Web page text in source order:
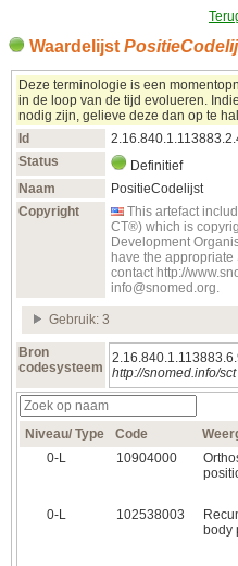
Waardelijst
Deze terminologie is een
in de loop van de tijd evolueren.
nodig zijn, gelieve deze dan op te
Id
Status
Definitief
Naam
PositieCodelijst
Copyright
This artefact
CT®) which is
Development
have the
contact http://
info@snomed.org.
Gebruik: 3
Bron
codesysteem
http://snomed.info/sct
Niveau/ Type Code
0‑L
10904000
0‑L
102538003
body